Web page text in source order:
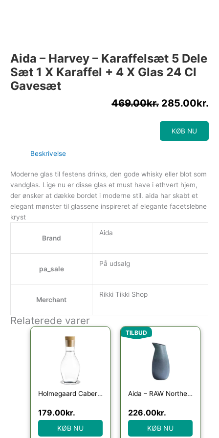
Aida – Harvey – Karaffelsæt 5 Dele
Sæt 1 X Karaffel + 4 X Glas 24 Cl
Gavesæt
469.00kr. 285.00kr.
KØB NU
Beskrivelse
Moderne glas til festens drinks, den gode whisky eller blot som
vandglas. Lige nu er disse glas et must have i ethvert hjem,
der ønsker at dække bordet i moderne stil. aida har skabt et
elegant mønster til glassene inspireret af elegante facetslebne
kryst
Brand
Aida
pa_sale
På udsalg
Merchant
Rikki Tikki Shop
Relaterede varer
Holmegaard Cabernet vandkaraffel
179.00kr.
KØB NU
TILBUD
Aida – RAW Northern Green – vandkaraffel 1 stk
Den oprindelige pris
226.00kr.
Den
KØB NU